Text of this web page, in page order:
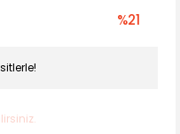
%21